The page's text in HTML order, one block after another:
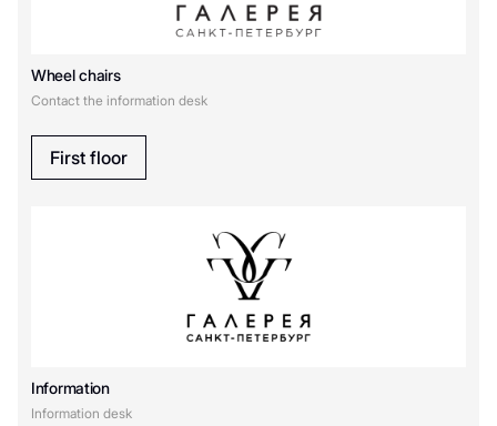
Wheel chairs
Contact the information desk
First floor
Information
Information desk